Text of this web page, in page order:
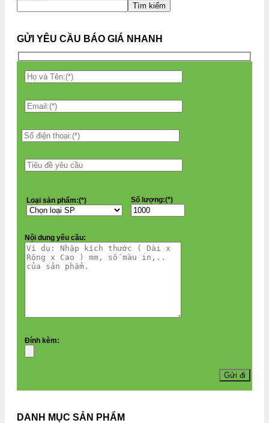
Tìm kiếm
GỬI YÊU CẦU BÁO GIÁ NHANH
Loại sản phẩm:(*) Số lượng:(*)
Nội dung yêu cầu:
Đính kèm:
DANH MỤC SẢN PHẨM